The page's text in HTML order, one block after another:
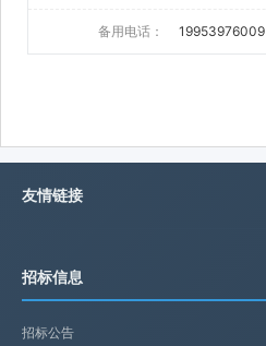
备用电话： 19953976009
友情链接
招标信息
招标公告